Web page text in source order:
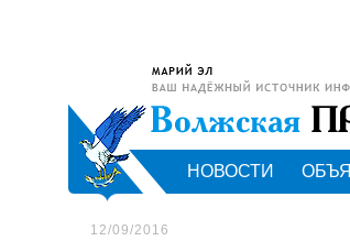
НОВОСТИ
12/09/2016